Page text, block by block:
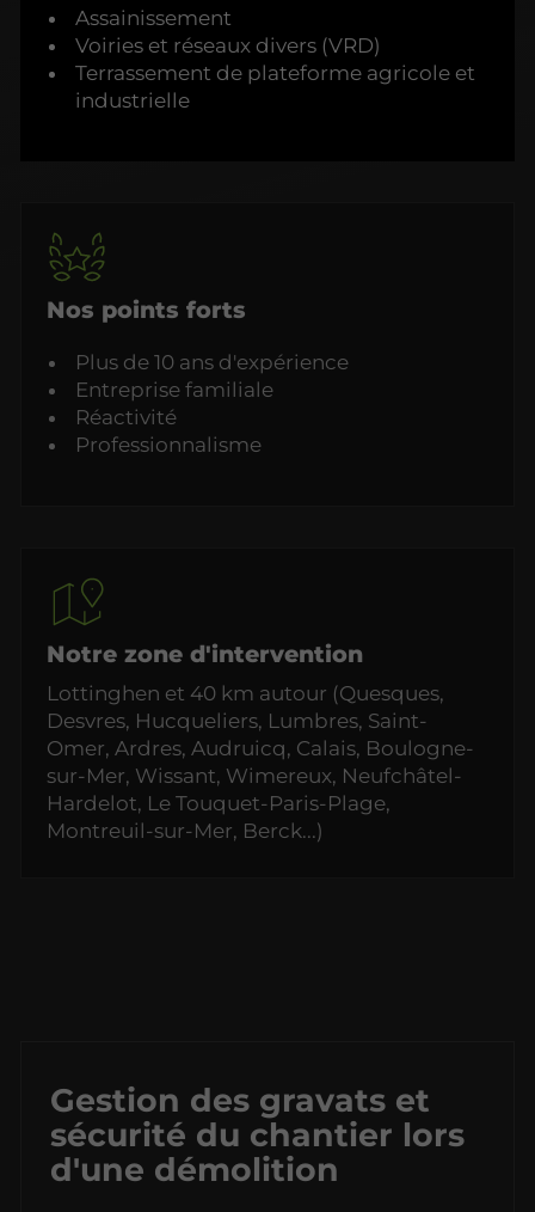
Assainissement
Voiries et réseaux divers (VRD)
Terrassement de plateforme agricole et
industrielle
Nos points forts
Plus de 10 ans d'expérience
Entreprise familiale
Réactivité
Professionnalisme
Notre zone d'intervention
Lottinghen et 40 km autour (Quesques,
Desvres, Hucqueliers, Lumbres, Saint-
Omer, Ardres, Audruicq, Calais, Boulogne-
sur-Mer, Wissant, Wimereux, Neufchâtel-
Hardelot, Le Touquet-Paris-Plage,
Montreuil-sur-Mer, Berck...)
Gestion des gravats et
sécurité du chantier lors
d'une démolition